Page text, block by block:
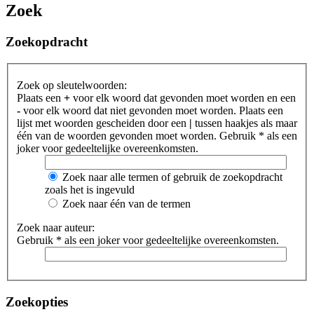
Zoek
Zoekopdracht
Zoek op sleutelwoorden:
Plaats een + voor elk woord dat gevonden moet worden en een
- voor elk woord dat niet gevonden moet worden. Plaats een
lijst met woorden gescheiden door een | tussen haakjes als maar
één van de woorden gevonden moet worden. Gebruik * als een
joker voor gedeeltelijke overeenkomsten.
Zoek naar alle termen of gebruik de zoekopdracht
zoals het is ingevuld
Zoek naar één van de termen
Zoek naar auteur:
Gebruik * als een joker voor gedeeltelijke overeenkomsten.
Zoekopties